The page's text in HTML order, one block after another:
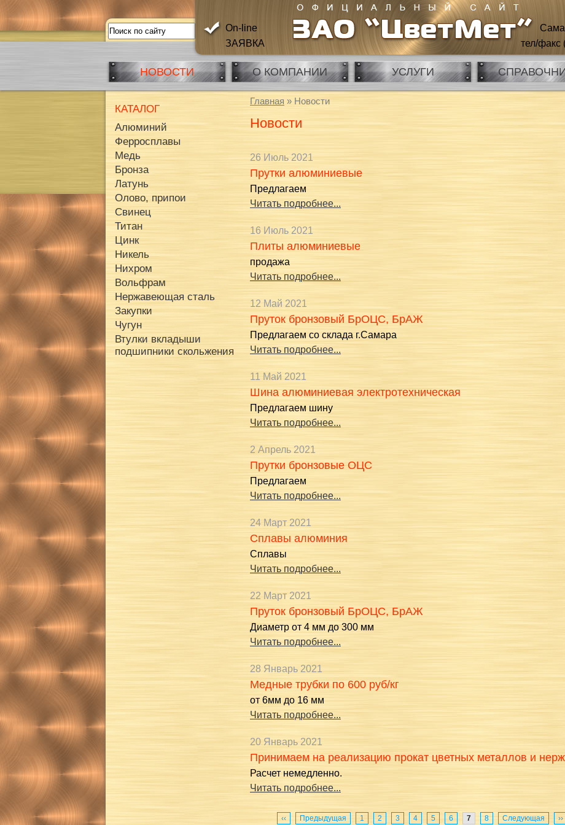
On-line
ЗАЯВКА
тел/факс
НОВОСТИ О КОМПАНИИ УСЛУГИ
Главная » Новости
Новости
26 Июль 2021
Прутки алюминиевые
Предлагаем
Читать подробнее...
16 Июль 2021
Плиты алюминиевые
продажа
Читать подробнее...
12 Май 2021
Пруток бронзовый БрОЦС, БрАЖ
Предлагаем со склада г.Самара
Читать подробнее...
11 Май 2021
Шина алюминиевая электротехническая
Предлагаем шину
Читать подробнее...
2 Апрель 2021
Прутки бронзовые ОЦС
Предлагаем
Читать подробнее...
24 Март 2021
Сплавы алюминия
Сплавы
Читать подробнее...
22 Март 2021
Пруток бронзовый БрОЦС, БрАЖ
Диаметр от 4 мм до 300 мм
Читать подробнее...
28 Январь 2021
Медные трубки по 600 руб/кг
от 6мм до 16 мм
Читать подробнее...
20 Январь 2021
Принимаем на реализацию прокат цветных металлов и
Расчет немедленно.
Читать подробнее...
‹‹ Предыдущая 1 2 3 4 5 6 7 8 Следующая ››
КАТАЛОГ
Алюминий
Ферросплавы
Медь
Бронза
Латунь
Олово, припои
Свинец
Титан
Цинк
Никель
Нихром
Вольфрам
Нержавеющая сталь
Закупки
Чугун
Втулки вкладыши
подшипники скольжения